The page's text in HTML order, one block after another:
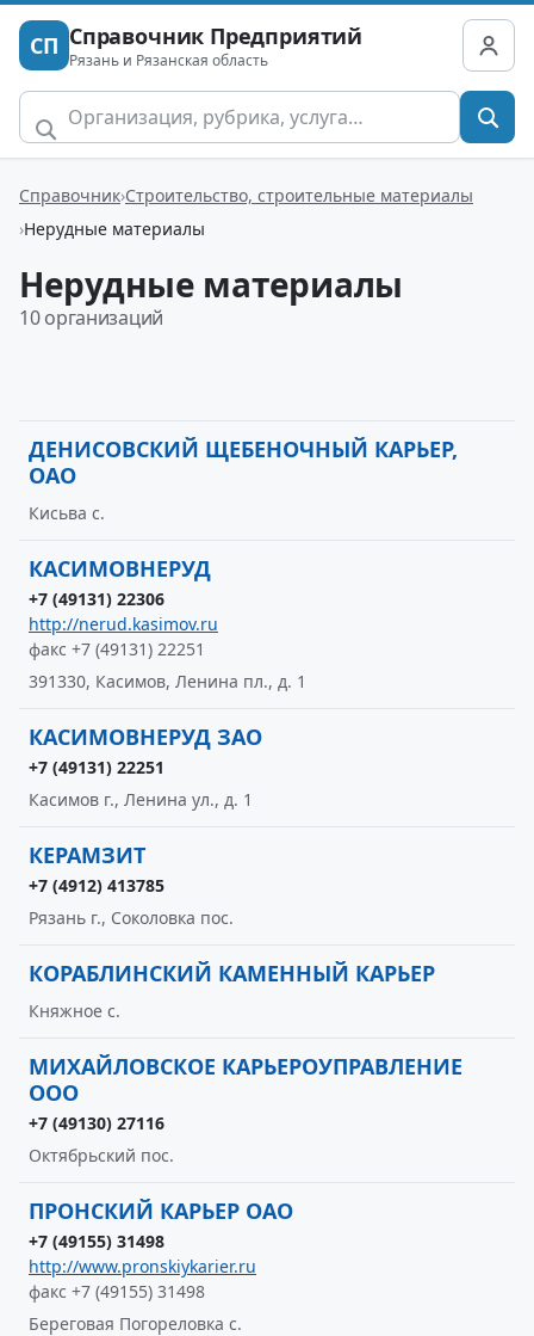
СП Справочник Предприятий
Рязань и Рязанская область
Справочник Строительство, строительные материалы
Нерудные материалы
Нерудные материалы
10 организаций
ДЕНИСОВСКИЙ ЩЕБЕНОЧНЫЙ КАРЬЕР,
ОАО
Кисьва с.
КАСИМОВНЕРУД
+7 (49131) 22306
http://nerud.kasimov.ru
факс +7 (49131) 22251
391330, Касимов, Ленина пл., д. 1
КАСИМОВНЕРУД ЗАО
+7 (49131) 22251
Касимов г., Ленина ул., д. 1
КЕРАМЗИТ
+7 (4912) 413785
Рязань г., Соколовка пос.
КОРАБЛИНСКИЙ КАМЕННЫЙ КАРЬЕР
Княжное с.
МИХАЙЛОВСКОЕ КАРЬЕРОУПРАВЛЕНИЕ
ООО
+7 (49130) 27116
Октябрьский пос.
ПРОНСКИЙ КАРЬЕР ОАО
+7 (49155) 31498
http://www.pronskiykarier.ru
факс +7 (49155) 31498
Береговая Погореловка с.